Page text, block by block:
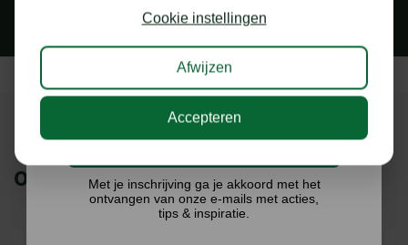
ONZE MERKEN
Cookie instellingen
Afwijzen
Accepteren
kans op €75,- te besteden op onze webshop.
Ik doe graag mee!
Met je inschrijving ga je akkoord met het
ontvangen van onze e-mails met acties,
tips & inspiratie.